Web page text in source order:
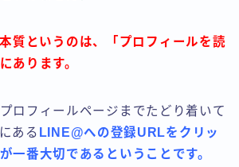
質というのは、「プロフィールを読
あります。
ロフィールページまでたどり着いて
ある LINE@への登録URLをクリッ
一番大切であるということです。